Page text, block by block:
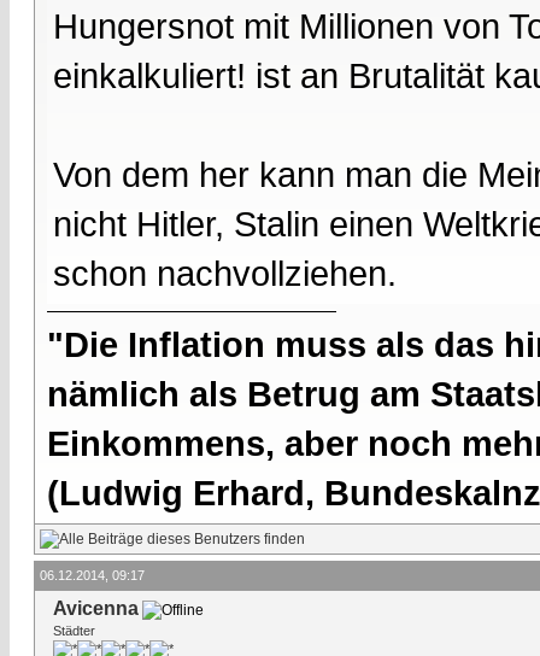
Hungersnot mit Millionen von
einkalkuliert! ist an Brutalität
Von dem her kann man die
nicht Hitler, Stalin einen
schon nachvollziehen.
"Die Inflation muss als das
nämlich als Betrug am
Einkommens, aber noch
(Ludwig Erhard,
06.12.2014, 09:17
Avicenna
Städter